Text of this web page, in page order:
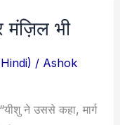
मंज़िल भी
/ Ashok
ने उससे कहा, मार्ग